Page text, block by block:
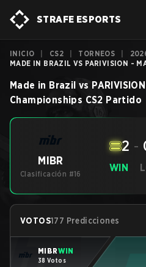
STRAFE ESPORTS
INICIO CS2 TORNEOS
MADE IN BRAZIL VS PARIVISION -
Made in Brazil vs PARIVISION
Championships CS2 Partido
MIBR
Clasificación #16
WIN
2 -
VOTOS177 Predicciones
MIBRWIN
38 Votos